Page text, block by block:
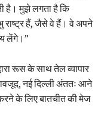
है। मुझे लगता है कि
राष्ट्र हैं, जैसे वे हैं। वे अपने
लेंगे।”
रूस के साथ तेल व्यापार
नई दिल्ली अंततः आने
के लिए बातचीत की मेज